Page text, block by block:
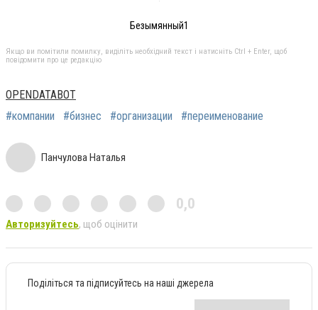
Безымянный1
Якщо ви помітили помилку, виділіть необхідний текст і натисніть Ctrl + Enter, щоб
повідомити про це редакцію
OPENDATABOT
#компании
#бизнес #организации #переименование
Панчулова Наталья
0,0
Авторизуйтесь, щоб оцінити
Поділіться та підписуйтесь на наші джерела